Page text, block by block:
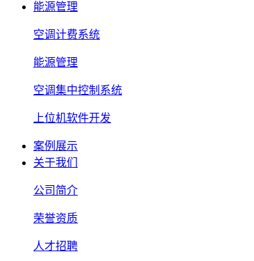
能源管理
空调计费系统
能源管理
空调集中控制系统
上位机软件开发
案例展示
关于我们
公司简介
荣誉资质
人才招聘